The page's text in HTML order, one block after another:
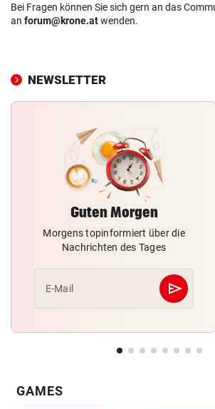
Bei Fragen können Sie sich gern an das
an forum@krone.atwenden.
NEWSLETTER
Guten Morgen
Morgens topinformiert über die
Nachrichten des Tages
E-Mail send
GAMES